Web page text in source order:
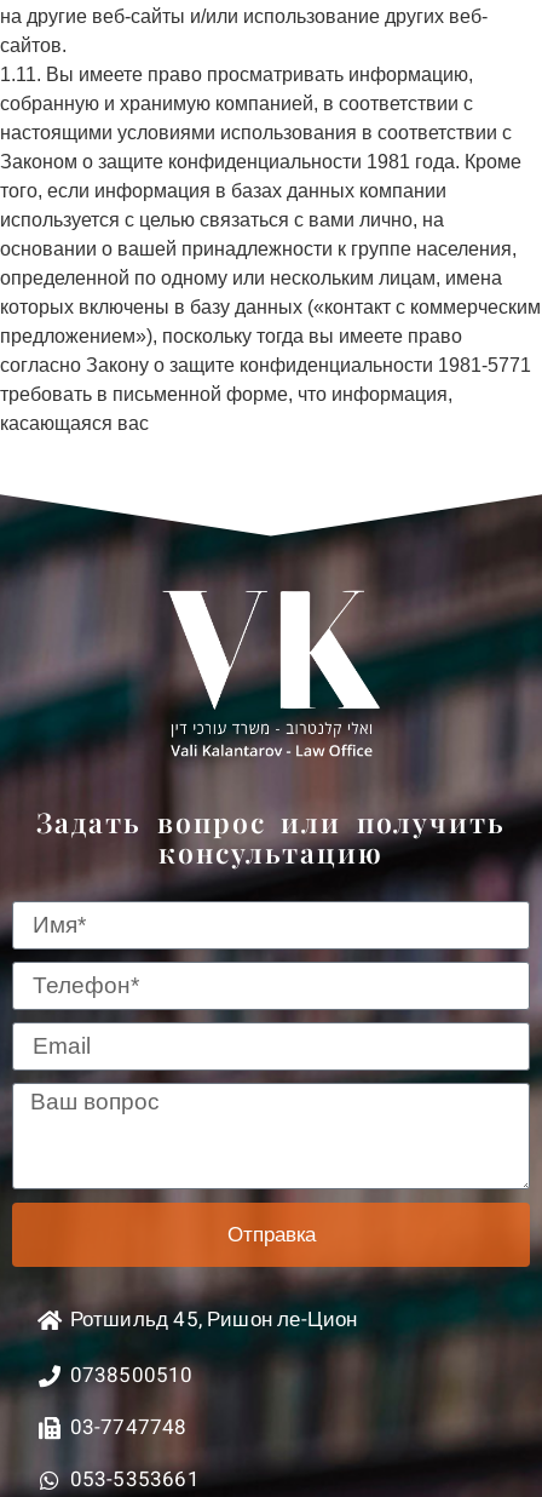
на другие веб-сайты и/или использование других веб-
сайтов.
1.11. Вы имеете право просматривать информацию,
собранную и хранимую компанией, в соответствии с
настоящими условиями использования в соответствии с
Законом о защите конфиденциальности 1981 года. Кроме
того, если информация в базах данных компании
используется с целью связаться с вами лично, на
основании о вашей принадлежности к группе населения,
определенной по одному или нескольким лицам, имена
которых включены в базу данных («контакт с коммерческим
предложением»), поскольку тогда вы имеете право
согласно Закону о защите конфиденциальности 1981-5771
требовать в письменной форме, что информация,
касающаяся вас
Задать вопрос или получить
консультацию
Отправка
Ротшильд 45, Ришон ле-Цион
0738500510
03-7747748
053-5353661